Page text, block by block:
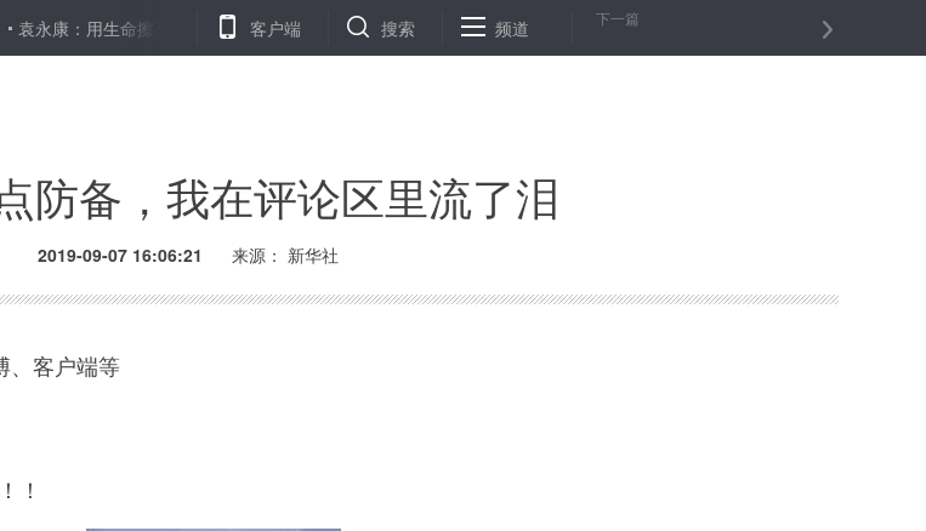
命擦亮警徽 渐短的名单 不朽的荣光——重新发现“红色乳娘” 300余名渝台同胞聚首喜迎中秋佳节 坦乌两国总
客户端 搜索 频道 下一篇
防备，我在评论区里流了泪
2019-09-07 16:06:21 来源： 新华社
客户端等
！